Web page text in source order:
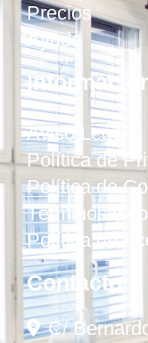
Precios
Ayuda
Aviso Legal
Política de
Política de
Términos y
Política de
Contacto
C/